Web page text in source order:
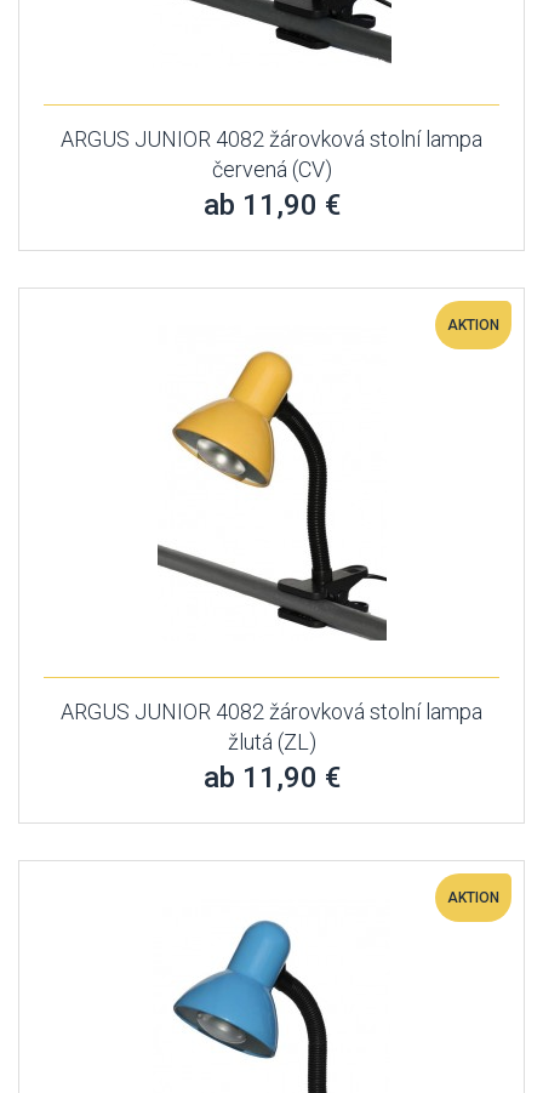
ARGUS JUNIOR 4082 žárovková stolní lampa
červená (CV)
ab 11,90 €
AKTION
ARGUS JUNIOR 4082 žárovková stolní lampa
žlutá (ZL)
ab 11,90 €
AKTION